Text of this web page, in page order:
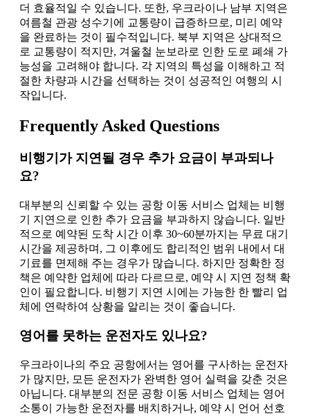
더 효율적일 수 있습니다. 또한, 우크라이나 남부 지역은
여름철 관광 성수기에 교통량이 급증하므로, 미리 예약
을 완료하는 것이 필수적입니다. 북부 지역은 상대적으
로 교통량이 적지만, 겨울철 눈보라로 인한 도로 폐쇄 가
능성을 고려해야 합니다. 각 지역의 특성을 이해하고 적
절한 차량과 시간을 선택하는 것이 성공적인 여행의 시
작입니다.
Frequently Asked Questions
비행기가 지연될 경우 추가 요금이 부과되나
요?
대부분의 신뢰할 수 있는 공항 이동 서비스 업체는 비행
기 지연으로 인한 추가 요금을 부과하지 않습니다. 일반
적으로 예약된 도착 시간 이후 30~60분까지는 무료 대기
시간을 제공하며, 그 이후에도 합리적인 범위 내에서 대
기료를 면제해 주는 경우가 많습니다. 하지만 정확한 정
책은 예약한 업체에 따라 다르므로, 예약 시 지연 정책 확
인이 필요합니다. 비행기 지연 시에는 가능한 한 빨리 업
체에 연락하여 상황을 알리는 것이 좋습니다.
영어를 못하는 운전자도 있나요?
우크라이나의 주요 공항에서는 영어를 구사하는 운전자
가 많지만, 모든 운전자가 완벽한 영어 실력을 갖춘 것은
아닙니다. 대부분의 전문 공항 이동 서비스 업체는 영어
소통이 가능한 운전자를 배치하거나, 예약 시 언어 선호